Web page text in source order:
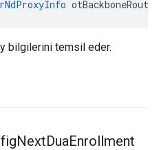
bilgilerini temsil eder.
NextDuaEnrollment